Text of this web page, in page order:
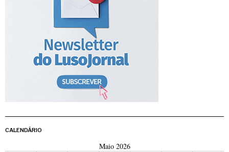
CALENDÁRIO
Maio 2026